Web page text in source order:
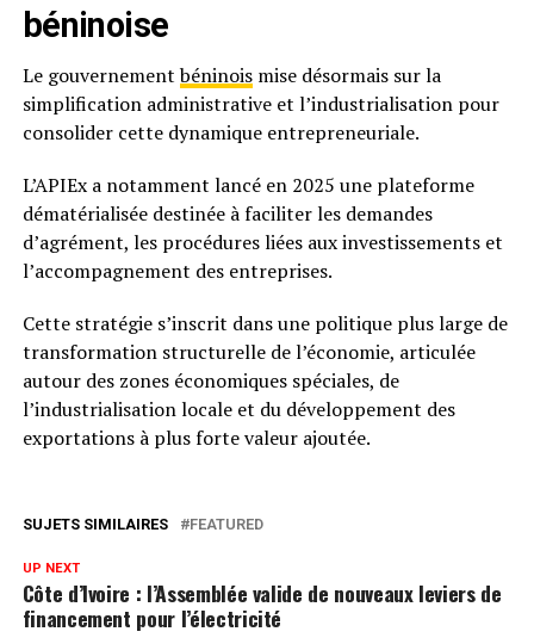
béninoise
Le gouvernementbéninoismise désormais sur la
simplification administrative et l’industrialisation pour
consolider cette dynamique entrepreneuriale.
L’APIEx a notamment lancé en 2025 une plateforme
dématérialisée destinée à faciliter les demandes
d’agrément, les procédures liées aux investissements et
l’accompagnement des entreprises.
Cette stratégie s’inscrit dans une politique plus large de
transformation structurelle de l’économie, articulée
autour des zones économiques spéciales, de
l’industrialisation locale et du développement des
exportations à plus forte valeur ajoutée.
SUJETS SIMILAIRES FEATURED
UP NEXT
Côte d’Ivoire : l’Assemblée valide de nouveaux leviers de
financement pour l’électricité